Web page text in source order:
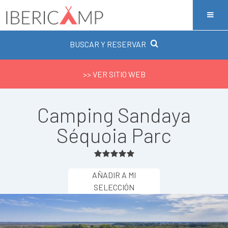
BUSCAR Y RESERVAR
>> VER SITIO WEB
Camping Sandaya
Séquoia Parc
AÑADIR A MI
SELECCIÓN